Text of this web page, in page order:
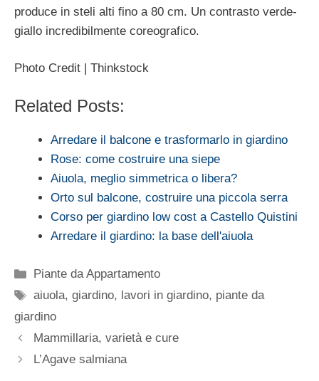
produce in steli alti fino a 80 cm. Un contrasto verde-
giallo incredibilmente coreografico.
Photo Credit | Thinkstock
Related Posts:
Arredare il balcone e trasformarlo in giardino
Rose: come costruire una siepe
Aiuola, meglio simmetrica o libera?
Orto sul balcone, costruire una piccola serra
Corso per giardino low cost a Castello Quistini
Arredare il giardino: la base dell'aiuola
Categorie
Piante da Appartamento
Tag
aiuola,giardino, lavori in giardino, piante da
giardino
Mammillaria, varietà e cure
L’Agave salmiana